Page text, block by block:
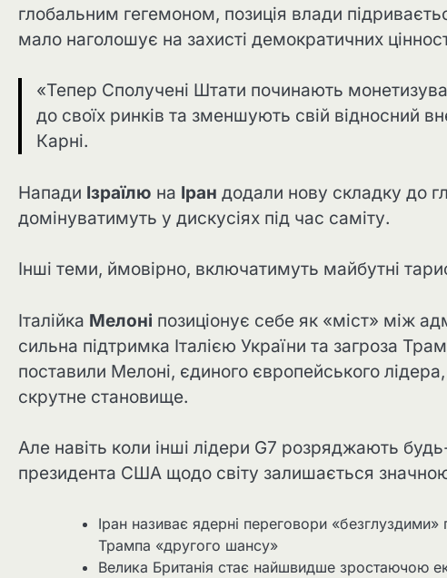
глобальним гегемоном, позиція влади
мало наголошує на захисті демократичних
«Тепер Сполучені Штати починають
до своїх ринків та зменшують свій відносний
Карні.
Напади Ізраїлю на Іран додали нову складку до
домінуватимуть у дискусіях під час саміту.
Інші теми, ймовірно, включатимуть майбутні
Італійка Мелоні позиціонує себе як «міст» між
сильна підтримка Італією України та загроза
поставили Мелоні, єдиного європейського
скрутне становище.
Але навіть коли інші лідери G7 розряджають
президента США щодо світу залишається
Іран називає ядерні переговори
Трампа «другого шансу»
Велика Британія стає найшвидше зростаючою